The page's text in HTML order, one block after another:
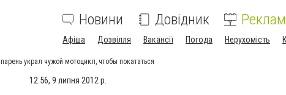
Новини Довідник
Афіша Дозвілля Вакансії Погода Нерухомість
украл чужой мотоцикл, чтобы покататься
12:56, 9 липня 2012 р.